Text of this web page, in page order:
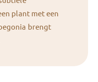
plant met een
brengt